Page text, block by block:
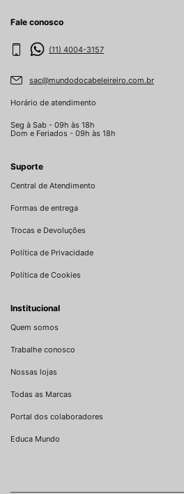
Fale conosco
(11) 4004-3157
sac@mundodocabeleireiro.com.br
Horário de atendimento
Seg à Sab - 09h às 18h
Dom e Feriados - 09h às 18h
Suporte
Central de Atendimento
Formas de entrega
Trocas e Devoluções
Política de Privacidade
Política de Cookies
Institucional
Quem somos
Trabalhe conosco
Nossas lojas
Todas as Marcas
Portal dos colaboradores
Educa Mundo